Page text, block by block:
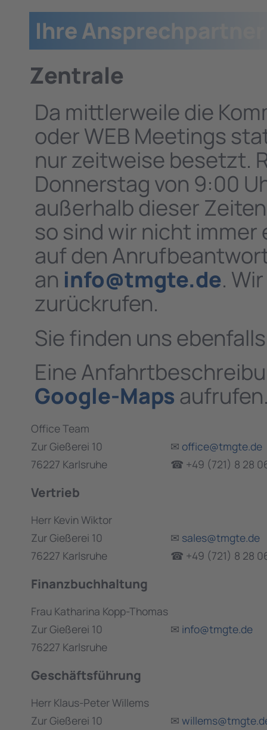
Ihre
Zentrale
Da mittlerweile die
oder WEB Meetings
nur zeitweise besetzt.
Donnerstag von 9:00
außerhalb dieser
so sind wir nicht
auf den
an info@tmgte.de.
zurückrufen.
Sie finden uns
Eine
Google-Maps
Office Team
Zur Gießerei 10
✉ office@tmgte.de
76227 Karlsruhe
☎ +49 (721) 8 28
Vertrieb
Herr Kevin Wiktor
Zur Gießerei 10
✉ sales@tmgte.de
76227 Karlsruhe
☎ +49 (721) 8 28
Finanzbuchhaltung
Frau Katharina Kopp-Thomas
Zur Gießerei 10
✉ info@tmgte.de
76227 Karlsruhe
Geschäftsführung
Herr Klaus-Peter Willems
Zur Gießerei 10
✉